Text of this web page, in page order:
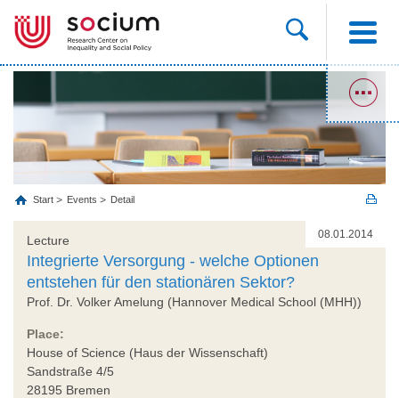
Start Events Detail
08.01.2014
Lecture
Integrierte Versorgung - welche Optionen
entstehen für den stationären Sektor?
Prof. Dr. Volker Amelung (Hannover Medical School (MHH))
Place:
House of Science (Haus der Wissenschaft)
Sandstraße 4/5
28195 Bremen